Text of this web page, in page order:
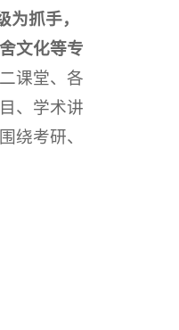
抓手，
文化等专
课堂、各
、学术讲
绕考研、